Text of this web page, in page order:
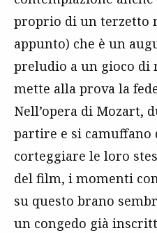
proprio di un terzetto
appunto) che è un
preludio a un gioco di
mette alla prova la
Nell’opera di Mozart,
partire e si camuffano
corteggiare le loro
del film, i momenti
su questo brano
un congedo già